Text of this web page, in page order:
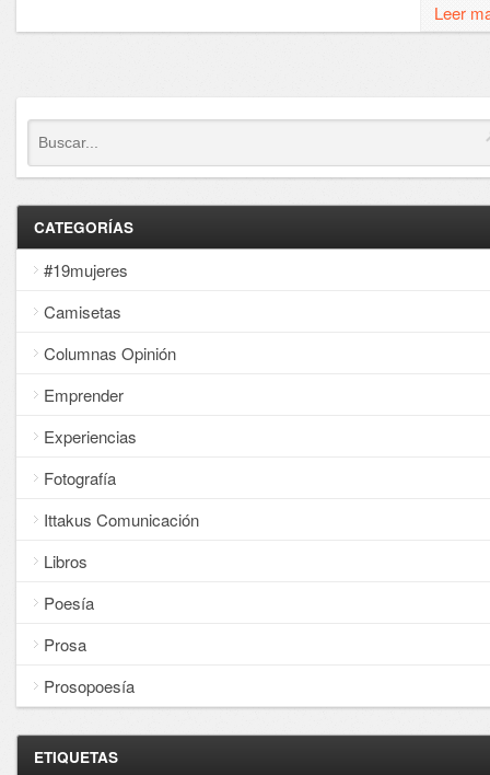
Leer
CATEGORÍAS
#19mujeres
Camisetas
Columnas Opinión
Emprender
Experiencias
Fotografía
Ittakus Comunicación
Libros
Poesía
Prosa
Prosopoesía
ETIQUETAS